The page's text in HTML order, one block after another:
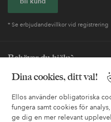
Dina cookies, ditt val!
Ellos använder obligatoriska
fungera samt cookies för
ge dig en mer relevant
* Se erbjudandevillkor vid registrering
Behöver du hjälp?
I vår FAQ hittar du svaren på de
också information om hur du
Kundservice